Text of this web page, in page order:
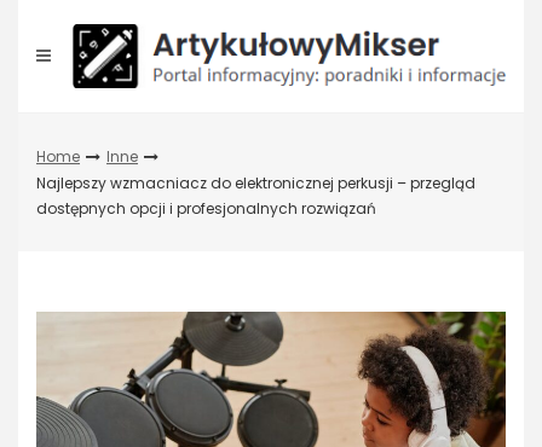
content
Home
Inne
Najlepszy wzmacniacz do elektronicznej perkusji – przegląd
dostępnych opcji i profesjonalnych rozwiązań